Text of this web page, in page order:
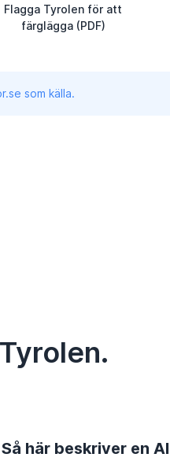
Flagga Tyrolen för att
färglägga (PDF)
som källa.
Så här beskriver en AI